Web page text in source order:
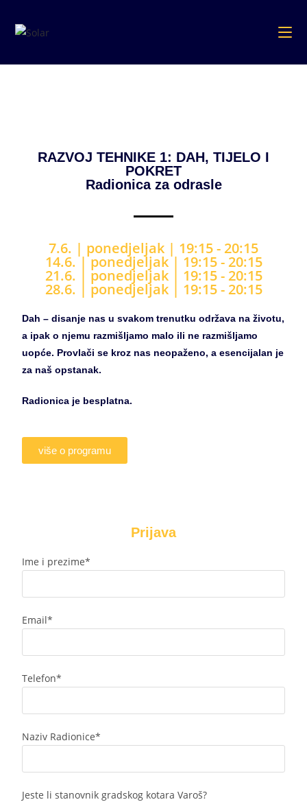
RAZVOJ TEHNIKE 1: DAH, TIJELO I
POKRET
Radionica za odrasle
7.6. | ponedjeljak | 19:15- 20:15
14.6. |ponedjeljak | 19:15- 20:15
21.6. | ponedjeljak | 19:15- 20:15
28.6. | ponedjeljak | 19:15- 20:15
Dah – disanje nas u svakom trenutku održava na životu,
a ipak o njemu razmišljamo malo ili ne razmišljamo
uopće. Provlači se kroz nas neopaženo, a esencijalan je
za naš opstanak.
Radionica je besplatna.
više o programu
Prijava
Ime i prezime*
Email*
Telefon*
Naziv Radionice*
Jeste li stanovnik gradskog kotara Varoš?